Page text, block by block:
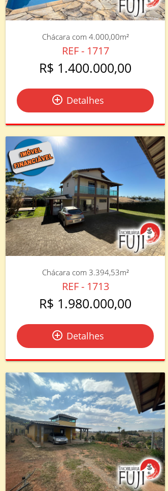
Chácara com 4.000,00m²
REF - 1717
R$ 1.400.000,00
add_circle_outline Detalhes
Chácara com 3.394,53m²
REF - 1713
R$ 1.980.000,00
add_circle_outline Detalhes